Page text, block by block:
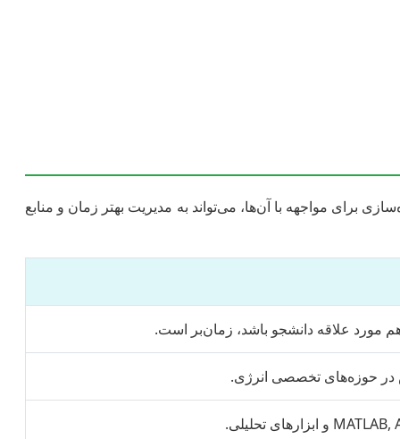
برای مواجهه با آن‌ها، می‌تواند به مدیریت بهتر زمان و منابع
مورد علاقه دانشجو باشد، زمان‌بر است.
در حوزه‌های تخصصی انرژی.